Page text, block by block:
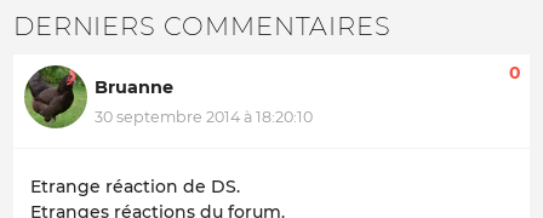
DERNIERS COMMENTAIRES
Bruanne
30 septembre 2014 à 18:20:10
0
Etrange réaction de DS.
Etranges réactions du forum.